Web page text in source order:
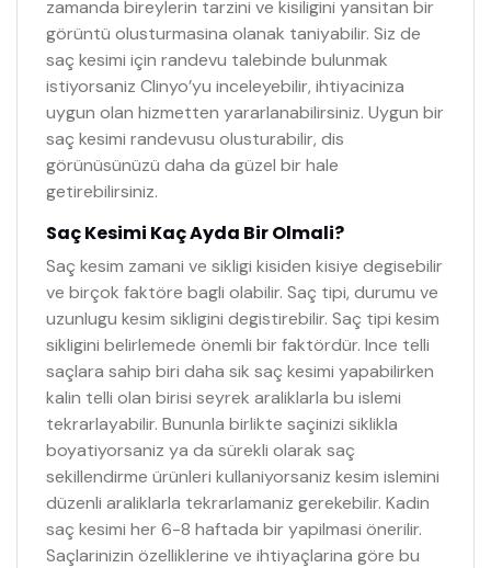
zamanda bireylerin tarzini ve kisiligini yansitan bir
görüntü olusturmasina olanak taniyabilir. Siz de
saç kesimi için randevu talebinde bulunmak
istiyorsaniz Clinyo’yu inceleyebilir, ihtiyaciniza
uygun olan hizmetten yararlanabilirsiniz. Uygun bir
saç kesimi randevusu olusturabilir, dis
görünüsünüzü daha da güzel bir hale
getirebilirsiniz.
Saç Kesimi Kaç Ayda Bir Olmali?
Saç kesim zamani ve sikligi kisiden kisiye degisebilir
ve birçok faktöre bagli olabilir. Saç tipi, durumu ve
uzunlugu kesim sikligini degistirebilir. Saç tipi kesim
sikligini belirlemede önemli bir faktördür. Ince telli
saçlara sahip biri daha sik saç kesimi yapabilirken
kalin telli olan birisi seyrek araliklarla bu islemi
tekrarlayabilir. Bununla birlikte saçinizi siklikla
boyatiyorsaniz ya da sürekli olarak saç
sekillendirme ürünleri kullaniyorsaniz kesim islemini
düzenli araliklarla tekrarlamaniz gerekebilir. Kadin
saç kesimi her 6-8 haftada bir yapilmasi önerilir.
Saçlarinizin özelliklerine ve ihtiyaçlarina göre bu